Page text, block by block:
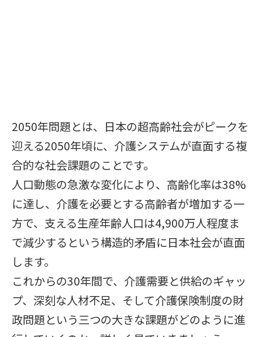
2050年問題とは、日本の超高齢社会がピークを
迎える2050年頃に、介護システムが直面する複
合的な社会課題のことです。
人口動態の急激な変化により、高齢化率は38%
に達し、介護を必要とする高齢者が増加する一
方で、支える生産年齢人口は4,900万人程度ま
で減少するという構造的矛盾に日本社会が直面
します。
これからの30年間で、介護需要と供給のギャッ
プ、深刻な人材不足、そして介護保険制度の財
政問題という三つの大きな課題がどのように進